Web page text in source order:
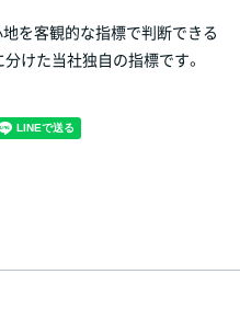
地を客観的な指標で判断できる
分けた当社独自の指標です。